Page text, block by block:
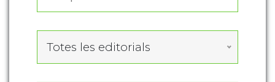
Totes les editorials